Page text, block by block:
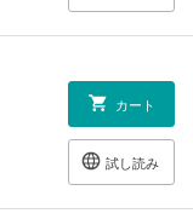
カート
試し読み